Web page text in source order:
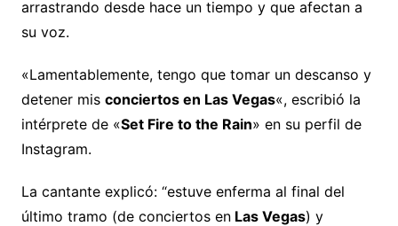
arrastrando desde hace un tiempo y que afectan a
su voz.
«Lamentablemente, tengo que tomar un descanso y
detener mis conciertos en Las Vegas«, escribió la
intérprete de «Set Fire to the Rain» en su perfil de
Instagram.
La cantante explicó: “estuve enferma al final del
último tramo (de conciertos enLas Vegas) y